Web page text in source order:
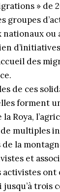
» de
groupes
nationaux
des
de ces
forment
la Roya,
multiples
la
et
activistes
jusqu’à